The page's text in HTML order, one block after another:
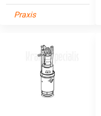
Praxis